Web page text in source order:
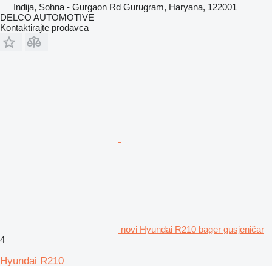
Indija, Sohna - Gurgaon Rd Gurugram, Haryana, 122001
DELCO AUTOMOTIVE
Kontaktirajte prodavca
novi Hyundai R210 bager gusjeničar
4
Hyundai R210